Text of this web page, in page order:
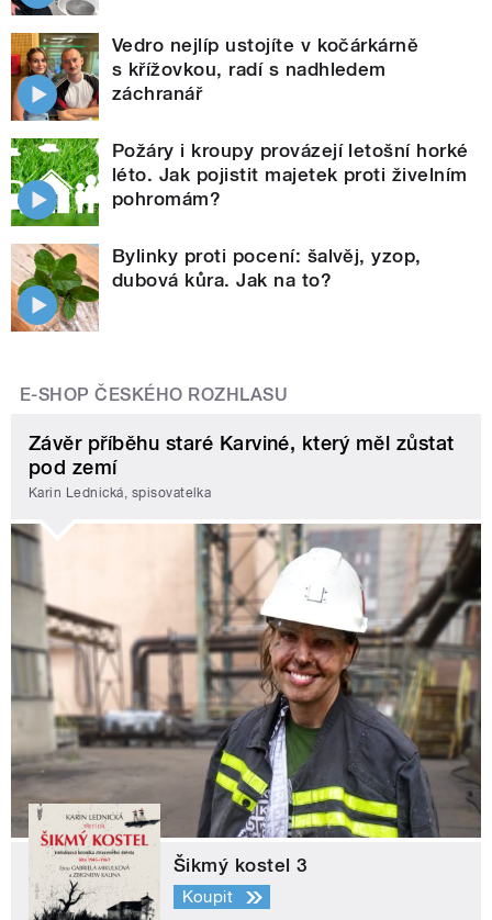
Vedro nejlíp ustojíte v kočárkárně
s křížovkou, radí s nadhledem
záchranář
Požáry i kroupy provázejí letošní horké
léto. Jak pojistit majetek proti živelním
pohromám?
Bylinky proti pocení: šalvěj, yzop,
dubová kůra. Jak na to?
E-SHOP ČESKÉHO ROZHLASU
Závěr příběhu staré Karviné, který měl zůstat
pod zemí
Karin Lednická, spisovatelka
Šikmý kostel 3
Koupit